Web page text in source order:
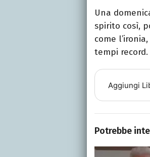
Una
spirito così,
come
tempi record.
Aggiungi
Potrebbe